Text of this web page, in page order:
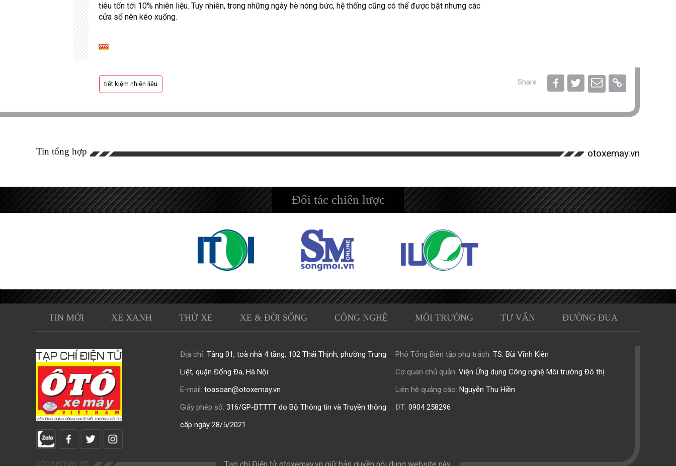
tiêu tốn tới 10% nhiên liệu. Tuy nhiên, trong những ngày hè nóng bức, hệ thống cũng có thể được bật nhưng các
cửa sổ nên kéo xuống.
tiết kiệm nhiên liệu Share
Tin tổng hợp otoxemay.vn
Đối tác chiến lược
TIN MỚI XE XANH THỬ XE XE & ĐỜI SỐNG CÔNG NGHỆ MÔI TRƯỜNG TƯ VẤN ĐƯỜNG ĐUA
Địa chỉ: Tầng 01, toà nhà 4 tầng, 102 Thái Thịnh, phường Trung
Liệt, quận Đống Đa, Hà Nội
E-mail: toasoan@otoxemay.vn
Giấy phép số: 316/GP-BTTTT do Bộ Thông tin và Truyền thông
cấp ngày 28/5/2021
Phó Tổng Biên tập phụ trách: TS. Bùi Vĩnh Kiên
Cơ quan chủ quản: Viện Ứng dụng Công nghệ Môi trường Đô thị
Liên hệ quảng cáo: Nguyễn Thu Hiền
ĐT: 0904 258296
otoxemay.vn